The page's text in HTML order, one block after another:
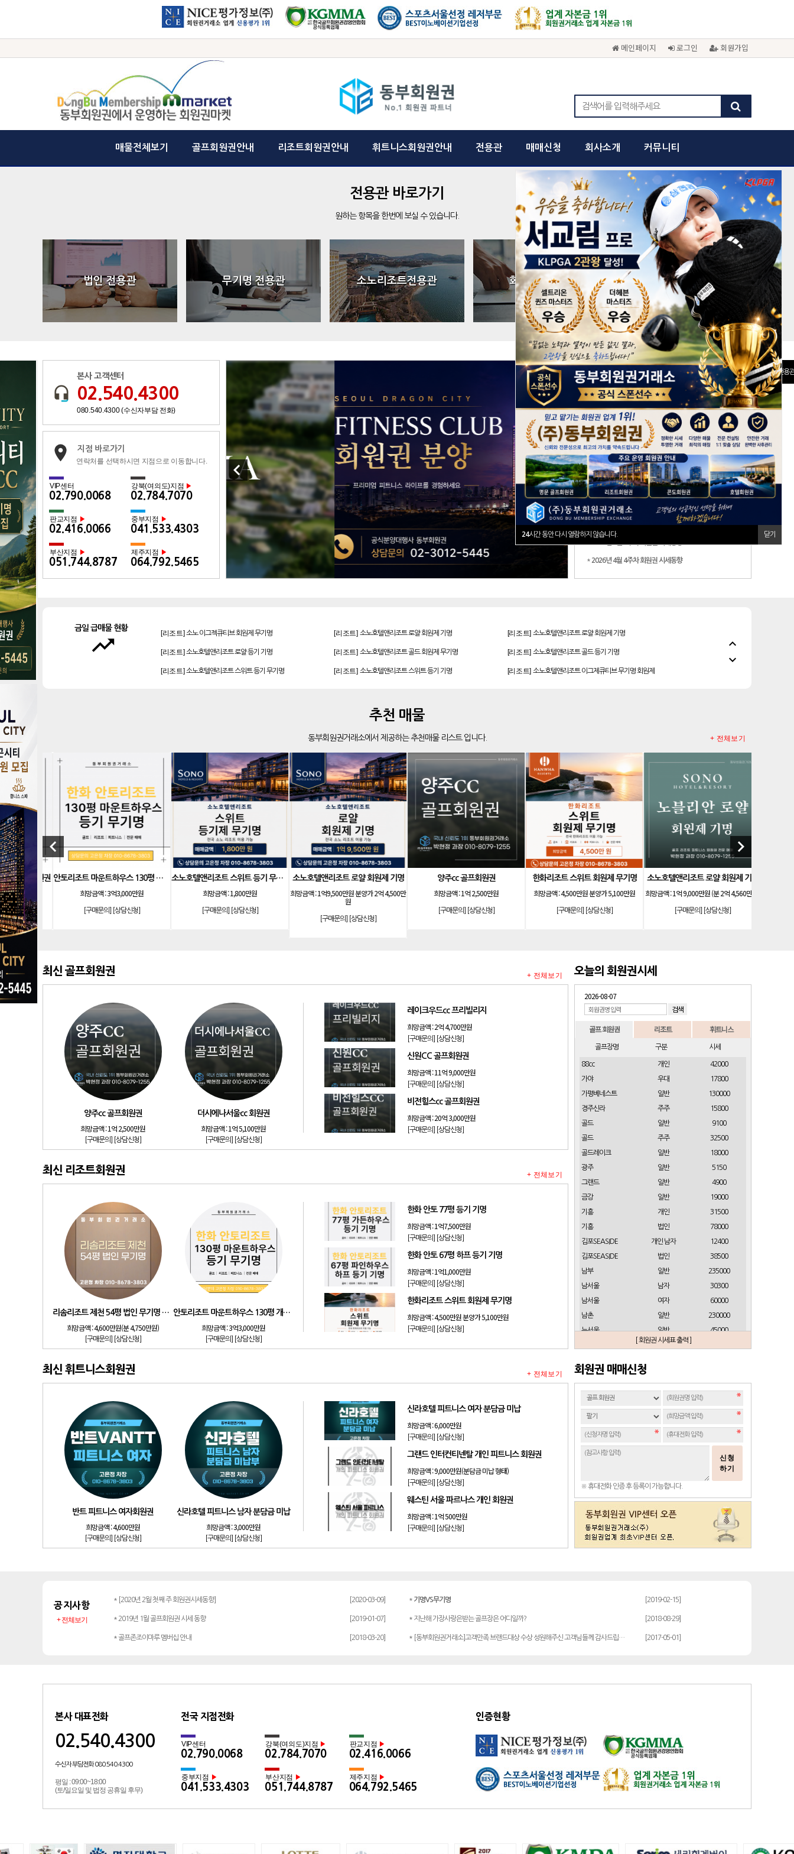
메인페이지 로그인 회원가입
매물전체보기 골프회원권안내 리조트회원권안내 휘트니스회원권안내 전용관 매매신청 회사소개 커뮤니티
24시간 동안 다시 열람하지 않습니다. 닫기
전용관 바로가기
원하는 항목을 한번에 보실 수 있습니다.
법인 전용관 무기명 전용관 소노리조트전용관 회원권 분양관 선불카드
cancel
전용
keyboard_arrow_left keyboard_arrow_right
본사 고객센터
02.540.4300
080.540.4300 (수신자부담 전화)
지점 바로가기
연락처를 선택하시면 지점으로 이동합니다.
VIP센터
02.790.0068
강북(여의도)지점 ▶
02.784.7070
판교지점 ▶
02.416.0066
중부지점 ▶
041.533.4303
부산지점 ▶
051.744.8787
제주지점 ▶
064.792.5465
ID 저장 아이디/비밀번호 찾기 [회원가입]
회원권 시세정보
*반얀트리클럽앤스파서울, 키즈시설 확충 및 신규 건물 신축 계획
* 2026년 6월 2주차 회원권 시세동향
* 2026년 5월 4주차 회원권 시세동향
*2026년 5월 3주차 회원권 시세동향
* 2026년 4월 4주차 회원권 시세동향
+ 전체보기
금일 급매물 현황
trending_up
소노호텔앤리조트 스위트 등기 기명
[골프]더시에나서울cc 회원권
[골프] 신원CC 골프회원권 [골프]비전힐스cc 골프회원권 [리조트] 리솜리조트 제천 54평 법인 무기명 회원제
[골프]테디밸리cc 회원권 분양 [골프]아름다운cc 회원권 [리조트]안토리조트 마운트하우스 130평 개인 기명
[리조트]한화 안토 77평 등기 기명 [리조트]한화 안토 67평 하프 등기 기명 [리조트]한화리조트 스위트 회원제 무기명
expand_less
expand_more
추천 매물
동부회원권거래소에서 제공하는 추천매물 리스트 입니다. + 전체보기
keyboard_arrow_left
제 무기명
5,100만원
청]
소노호텔앤리조트 로얄 회원제 기명
1억 9,000만원 (분 2억 4,560만원)
[구매문의][상담신청]
소노호텔앤리조트 스위트 등기 기명
희망금액 :1,200만원
[구매문의][상담신청]
소노호텔앤리조트 패밀리 등기 무기명
희망금액 :900만원
더시에나서울cc 회원권
희망금액 :1억 5,100만원
[구매문의][상담신청]
안토리조트 가든하우스 77평 등기 기명
희망금액 :1억 7,000만원
[구매문의][상담신청]
소노호텔앤리조트 로얄 회원제 기명
희망금액 :1억 5,000만원 분18,540만원
[구매문의][상담신청]
keyboard_arrow_right
최신 골프회원권
양주cc 골프회원권
희망금액 :1억 2,500만원
[구매문의] [상담신청]
더시에나서울cc 회원권
희망금액 :1억 5,100만원
[구매문의] [상담신청]
레이크우드cc 프리빌리지
희망금액 :2억 4,700만원
[구매문의] [상담신청]
신원CC 골프회원권
희망금액 :11억 9,000만원
[구매문의] [상담신청]
비전힐스cc 골프회원권
희망금액 :20억 3,000만원
[구매문의] [상담신청]
+ 전체보기
최신 리조트회원권
리솜리조트 제천 54평 법인 무기명 회원제
희망금액 :4,600만원(분 4,750만원)
[구매문의] [상담신청]
안토리조트 마운트하우스 130평 개인 기명
희망금액 :3억3,000만원
[구매문의] [상담신청]
한화 안토 77평 등기 기명
희망금액 :1억7,500만원
[구매문의] [상담신청]
한화 안토 67평 하프 등기 기명
희망금액 :1억1,000만원
[구매문의] [상담신청]
한화리조트 스위트 회원제 무기명
희망금액 :4,500만원 분양가 5,100만원
[구매문의] [상담신청]
+ 전체보기
최신 휘트니스회원권
반트 피트니스 여자회원권
희망금액 :4,600만원
[구매문의] [상담신청]
신라호텔 피트니스 남자 분담금 미납
희망금액 :3,000만원
[구매문의] [상담신청]
신라호텔 피트니스 여자 분담금 미납
희망금액 :6,000만원
[구매문의] [상담신청]
그랜드 인터컨티넨탈 개인 피트니스 회원권
희망금액 :9,000만원(분담금 미납 형태)
[구매문의] [상담신청]
웨스틴 서울 파르나스 개인 회원권
희망금액 :1억 500만원
[구매문의] [상담신청]
+ 전체보기
오늘의 회원권시세
2026-08-07
골프 회원권 리조트 휘트니스
골프장명 구분 시세
88cc 개인 42000
가야 우대 17800
가평베네스트 일반 130000
경주신라 주주 15800
골드 일반 9100
골드 주주 32500
골드레이크 일반 18000
광주 일반 5150
그랜드 일반 4900
금강 일반 19000
기흥 개인 31500
기흥 법인 78000
김포SEASIDE 개인 남자 12400
김포SEASIDE 법인 38500
남부 일반 235000
남서울 남자 30300
남서울 여자 60000
남촌 일반 230000
뉴서울 일반 45000
개인(분12000)
뉴스프링빌 주중개인(분3000)
뉴코리아 남자 23700
대구 일반 정회원
도고 일반
동래베네스트 17500
27500
10000
22000
렉스필드 일반 121000
일반
서원밸리 일반
송추 일반 79500
아시아나 일반
주중가족
아시아나 주중개인
아시아드 일반 48700
안성베네스트 주중(분2500)
[ 회원권 시세표 출력 ]
회원권 매매신청
신청
하기
※ 휴대전화 인증 후 등록이 가능합니다.
공지사항
* [2020년 2월 첫째 주 회원권시세동향] [2020-03-09] * 기명VS무기명 [2019-02-15]
* 2019년 1월 골프회원권 시세 동향 [2019-01-07] * 지난해 가장사랑은받는 골프장은 어디일까? [2018-08-29]
* 골프존조이마루 멤버십 안내 [2018-03-20] * [동부회원권거래소]고객만족 브랜드대상 수상 성원해주신 고객님들께 감사드립… [2017-05-01]
+ 전체보기
본사 대표전화
02.540.4300
수신자 부담전화 080.540.4300
평일 : 09:00~18:00
(토/일요일 및 법정 공휴일 후무)
전국 지점전화
VIP센터
02.790.0068
강북(여의도)지점 ▶
02.784.7070
판교지점 ▶
02.416.0066
중부지점 ▶
041.533.4303
부산지점 ▶
051.744.8787
제주지점 ▶
064.792.5465
인증현황